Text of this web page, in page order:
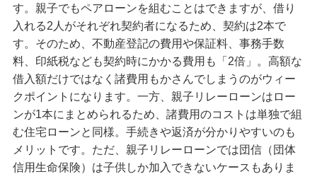
す。親子でもペアローンを組むことはできますが、借り
入れる2人がそれぞれ契約者になるため、契約は2本で
す。そのため、不動産登記の費用や保証料、事務手数
料、印紙税なども契約時にかかる費用も「2倍」。高額な
借入額だけではなく諸費用もかさんでしまうのがウィー
クポイントになります。一方、親子リレーローンはロー
ンが1本にまとめられるため、諸費用のコストは単独で組
む住宅ローンと同様。手続きや返済が分かりやすいのも
メリットです。ただ、親子リレーローンでは団信（団体
信用生命保険）は子供しか加入できないケースもありま